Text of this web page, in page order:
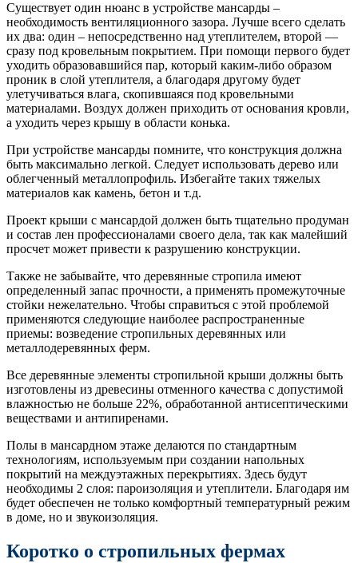
Существует один нюанс в устройстве мансарды –
необходимость вентиляционного зазора. Лучше всего сделать
их два: один – непосредственно над утеплителем, второй —
сразу под кровельным покрытием. При помощи первого будет
уходить образовавшийся пар, который каким-либо образом
проник в слой утеплителя, а благодаря другому будет
улетучиваться влага, скопившаяся под кровельными
материалами. Воздух должен приходить от основания кровли,
а уходить через крышу в области конька.
При устройстве мансарды помните, что конструкция должна
быть максимально легкой. Следует использовать дерево или
облегченный металлопрофиль. Избегайте таких тяжелых
материалов как камень, бетон и т.д.
Проект крыши с мансардой должен быть тщательно продуман
и состав лен профессионалами своего дела, так как малейший
просчет может привести к разрушению конструкции.
Также не забывайте, что деревянные стропила имеют
определенный запас прочности, а применять промежуточные
стойки нежелательно. Чтобы справиться с этой проблемой
применяются следующие наиболее распространенные
приемы: возведение стропильных деревянных или
металлодеревянных ферм.
Все деревянные элементы стропильной крыши должны быть
изготовлены из древесины отменного качества с допустимой
влажностью не больше 22%, обработанной антисептическими
веществами и антипиренами.
Полы в мансардном этаже делаются по стандартным
технологиям, используемым при создании напольных
покрытий на междуэтажных перекрытиях. Здесь будут
необходимы 2 слоя: пароизоляция и утеплители. Благодаря им
будет обеспечен не только комфортный температурный режим
в доме, но и звукоизоляция.
Коротко о стропильных фермах